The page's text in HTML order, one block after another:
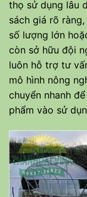
thọ sử dụng lâu
sách giá rõ
số lượng lớn
còn sở hữu đội
luôn hỗ trợ tư
mô hình nông
chuyển nhanh
phẩm vào sử